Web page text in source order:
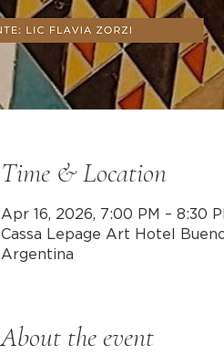
Time & Location
Apr 16, 2026, 7:00 PM – 8:30
Cassa Lepage Art Hotel
Argentina
About the event